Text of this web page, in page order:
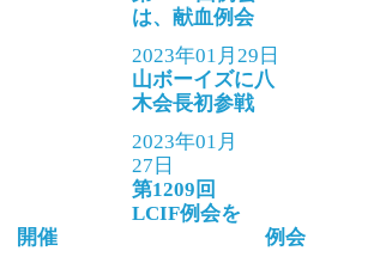
は、献血例会
2023年01月29日
山ボーイズに八
木会長初参戦
2023年01月
27日
第1209回
LCIF例会を
開催
例会